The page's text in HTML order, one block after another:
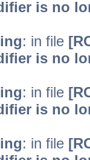
is no
: in file
is no
: in file
is no
: in file